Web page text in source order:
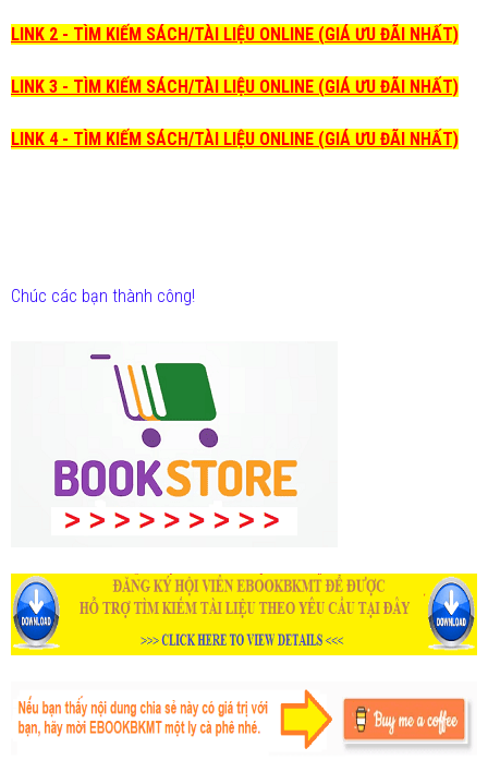
LINK 2 - TÌM KIẾM SÁCH/TÀI LIỆU ONLINE (GIÁ ƯU ĐÃI NHẤT)
LINK 3 - TÌM KIẾM SÁCH/TÀI LIỆU ONLINE (GIÁ ƯU ĐÃI NHẤT)
LINK 4 - TÌM KIẾM SÁCH/TÀI LIỆU ONLINE (GIÁ ƯU ĐÃI NHẤT)
Chúc các bạn thành công!